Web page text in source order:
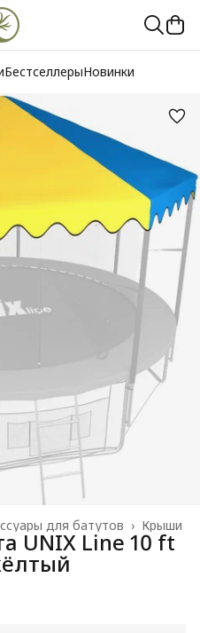
БестселлерыНовинки
Крыши
для батутов ›
UNIX Line 10 ft